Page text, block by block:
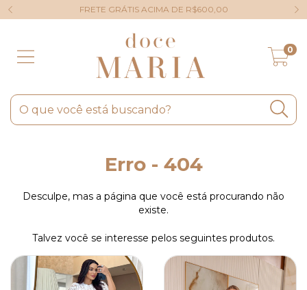
FRETE GRÁTIS ACIMA DE R$600,00
0
Erro - 404
Desculpe, mas a página que você está procurando não
existe.
Talvez você se interesse pelos seguintes produtos.